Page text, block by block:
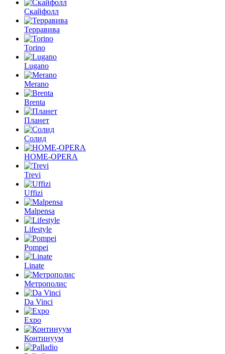
Скайфолл
Терравива
Torino
Lugano
Merano
Brenta
Планет
Солид
HOME-OPERA
Trevi
Uffizi
Malpensa
Lifestyle
Pompei
Linate
Метрополис
Da Vinci
Expo
Континуум